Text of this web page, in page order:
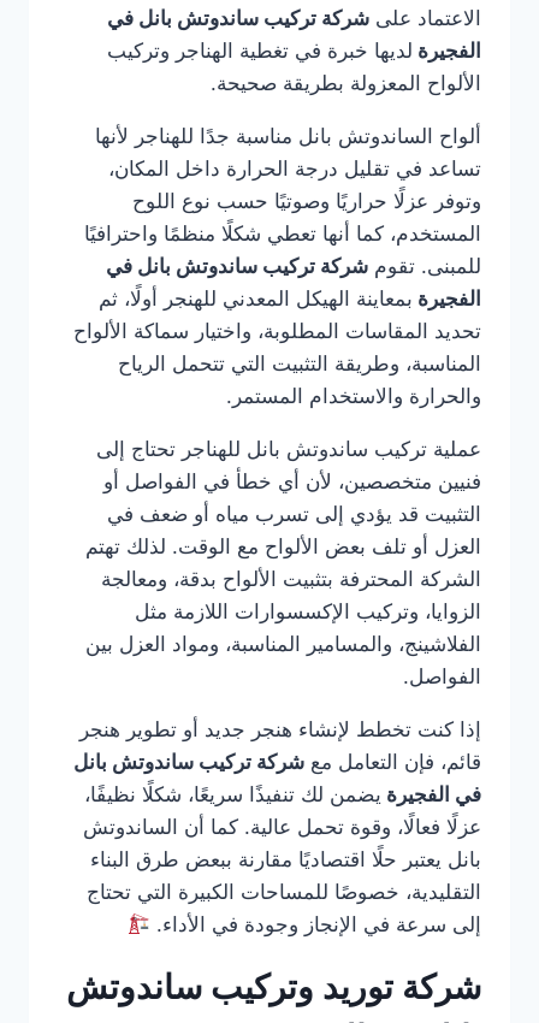
الاعتماد على شركة تركيب ساندوتش بانل في
الفجيرة لديها خبرة في تغطية الهناجر وتركيب
الألواح المعزولة بطريقة صحيحة.
ألواح الساندوتش بانل مناسبة جدًا للهناجر لأنها
تساعد في تقليل درجة الحرارة داخل المكان،
وتوفر عزلًا حراريًا وصوتيًا حسب نوع اللوح
المستخدم، كما أنها تعطي شكلًا منظمًا واحترافيًا
للمبنى. تقوم شركة تركيب ساندوتش بانل في
الفجيرة بمعاينة الهيكل المعدني للهنجر أولًا، ثم
تحديد المقاسات المطلوبة، واختيار سماكة الألواح
المناسبة، وطريقة التثبيت التي تتحمل الرياح
والحرارة والاستخدام المستمر.
عملية تركيب ساندوتش بانل للهناجر تحتاج إلى
فنيين متخصصين، لأن أي خطأ في الفواصل أو
التثبيت قد يؤدي إلى تسرب مياه أو ضعف في
العزل أو تلف بعض الألواح مع الوقت. لذلك تهتم
الشركة المحترفة بتثبيت الألواح بدقة، ومعالجة
الزوايا، وتركيب الإكسسوارات اللازمة مثل
الفلاشينج، والمسامير المناسبة، ومواد العزل بين
الفواصل.
إذا كنت تخطط لإنشاء هنجر جديد أو تطوير هنجر
قائم، فإن التعامل مع شركة تركيب ساندوتش بانل
في الفجيرة يضمن لك تنفيذًا سريعًا، شكلًا نظيفًا،
عزلًا فعالًا، وقوة تحمل عالية. كما أن الساندوتش
بانل يعتبر حلًا اقتصاديًا مقارنة ببعض طرق البناء
التقليدية، خصوصًا للمساحات الكبيرة التي تحتاج
إلى سرعة في الإنجاز وجودة في الأداء.
شركة توريد وتركيب ساندوتش